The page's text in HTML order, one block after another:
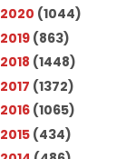
2020 (1044)
2019 (863)
2018 (1448)
2017 (1372)
2016 (1065)
2015 (434)